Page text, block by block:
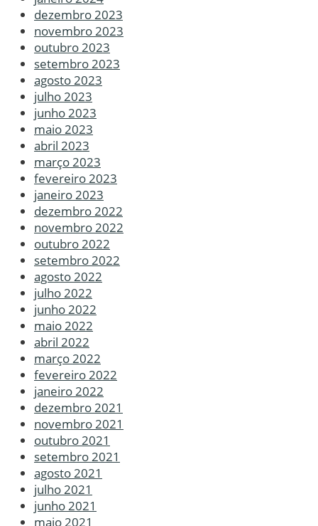
dezembro 2023
novembro 2023
outubro 2023
setembro 2023
agosto 2023
julho 2023
junho 2023
maio 2023
abril 2023
março 2023
fevereiro 2023
janeiro 2023
dezembro 2022
novembro 2022
outubro 2022
setembro 2022
agosto 2022
julho 2022
junho 2022
maio 2022
abril 2022
março 2022
fevereiro 2022
janeiro 2022
dezembro 2021
novembro 2021
outubro 2021
setembro 2021
agosto 2021
julho 2021
junho 2021
maio 2021